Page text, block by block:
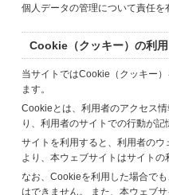
個人データの管理について責任を
Cookie（クッキー）の利
当サイトではCookie（クッキー
ます。
Cookieとは、利用者のアクセス
り、利用者のサイトでの行動が
サイトを利用すると、利用者の
より、本ウェブサイトはサイトの
なお、Cookieを利用した場合で
はできません。 また、本ウェブ